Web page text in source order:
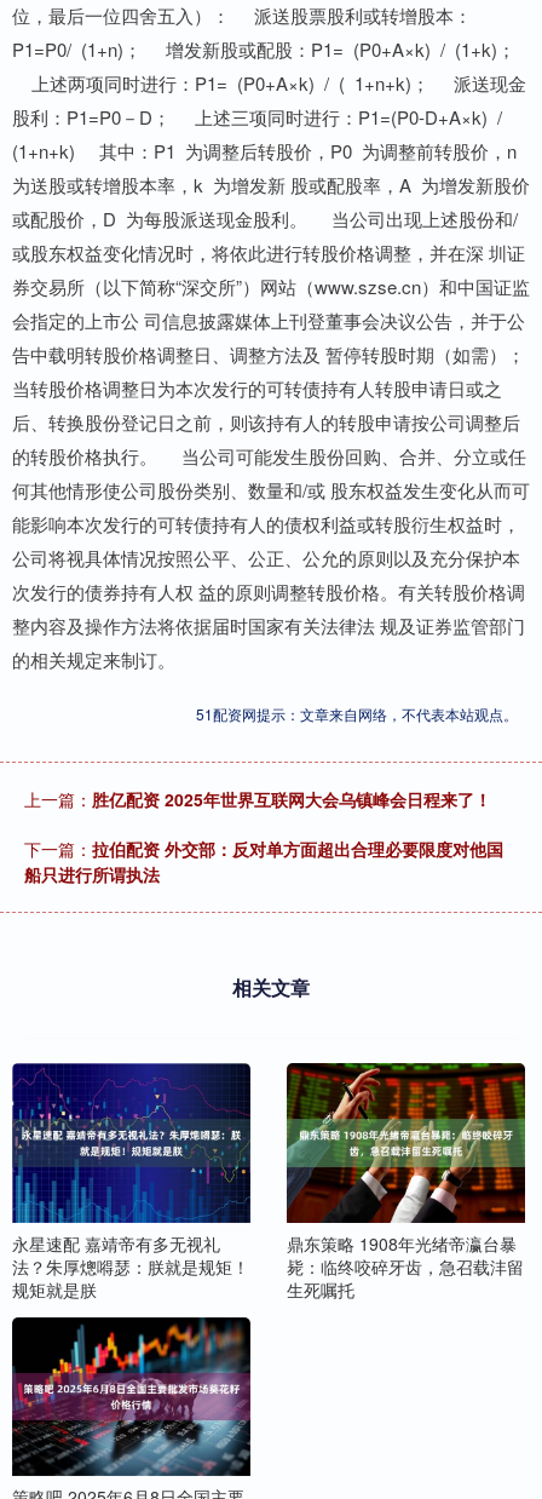
位，最后一位四舍五入）： 派送股票股利或转增股本：
P1=P0/ (1+n)； 增发新股或配股：P1= (P0+A×k) / (1+k)；
上述两项同时进行：P1= (P0+A×k) / ( 1+n+k)； 派送现金
股利：P1=P0－D； 上述三项同时进行：P1=(P0-D+A×k) /
(1+n+k) 其中：P1 为调整后转股价，P0 为调整前转股价，n
为送股或转增股本率，k 为增发新 股或配股率，A 为增发新股价
或配股价，D 为每股派送现金股利。 当公司出现上述股份和/
或股东权益变化情况时，将依此进行转股价格调整，并在深 圳证
券交易所（以下简称“深交所”）网站（www.szse.cn）和中国证监
会指定的上市公 司信息披露媒体上刊登董事会决议公告，并于公
告中载明转股价格调整日、调整方法及 暂停转股时期（如需）；
当转股价格调整日为本次发行的可转债持有人转股申请日或之
后、转换股份登记日之前，则该持有人的转股申请按公司调整后
的转股价格执行。 当公司可能发生股份回购、合并、分立或任
何其他情形使公司股份类别、数量和/或 股东权益发生变化从而可
能影响本次发行的可转债持有人的债权利益或转股衍生权益时，
公司将视具体情况按照公平、公正、公允的原则以及充分保护本
次发行的债券持有人权 益的原则调整转股价格。有关转股价格调
整内容及操作方法将依据届时国家有关法律法 规及证券监管部门
的相关规定来制订。
51配资网提示：文章来自网络，不代表本站观点。
上一篇： 胜亿配资 2025年世界互联网大会乌镇峰会日程来了！
下一篇： 拉伯配资 外交部：反对单方面超出合理必要限度对他国
船只进行所谓执法
相关文章
永星速配 嘉靖帝有多无视礼
法？朱厚熜嘚瑟：朕就是规矩！
规矩就是朕
鼎东策略 1908年光绪帝瀛台暴
毙：临终咬碎牙齿，急召载沣留
生死嘱托